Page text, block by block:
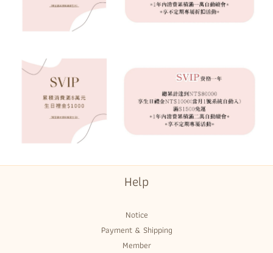
Help
Notice
Payment & Shipping
Member